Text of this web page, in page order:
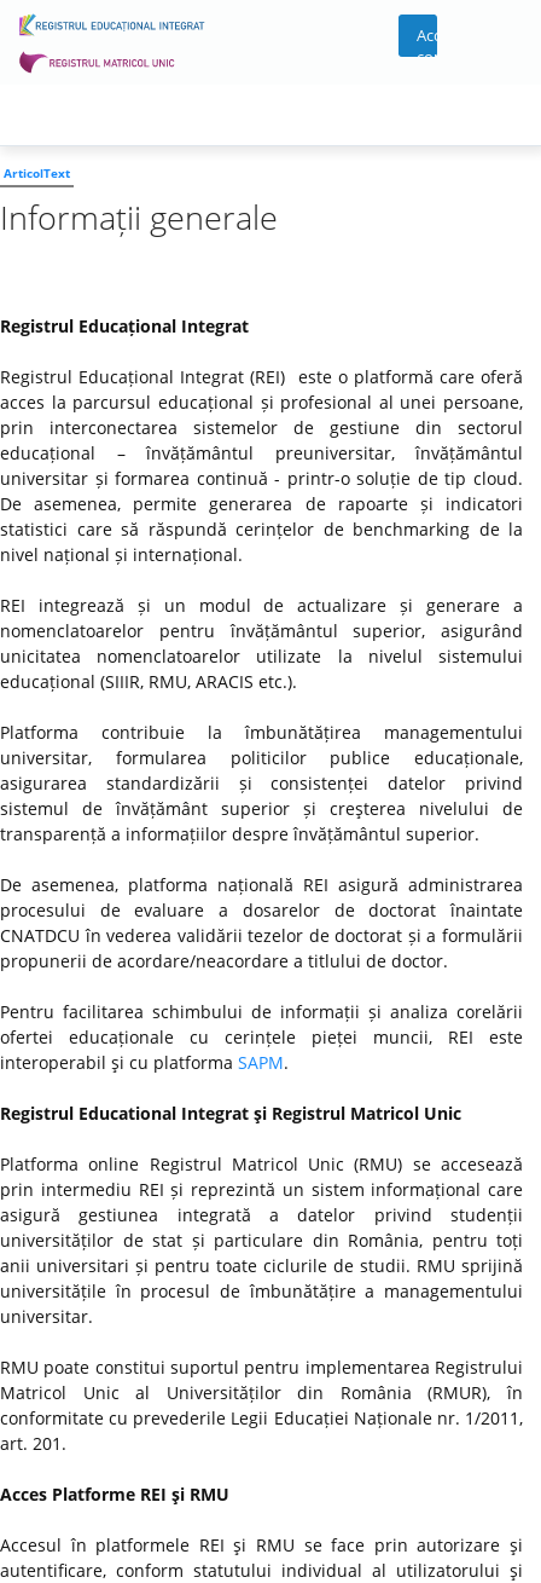
Acces
cont
ArticolText
Informații generale
Registrul Educațional Integrat
Registrul Educațional Integrat (REI) este o platformă care oferă
acces la parcursul educațional și profesional al unei persoane,
prin interconectarea sistemelor de gestiune din sectorul
educațional – învățământul preuniversitar, învățământul
universitar și formarea continuă - printr-o soluție de tip cloud.
De asemenea, permite generarea de rapoarte și indicatori
statistici care să răspundă cerințelor de benchmarking de la
nivel național și internațional.
REI integrează și un modul de actualizare și generare a
nomenclatoarelor pentru învățământul superior, asigurând
unicitatea nomenclatoarelor utilizate la nivelul sistemului
educațional (SIIIR, RMU, ARACIS etc.).
Platforma contribuie la îmbunătățirea managementului
universitar, formularea politicilor publice educaționale,
asigurarea standardizării și consistenței datelor privind
sistemul de învățământ superior și creşterea nivelului de
transparență a informațiilor despre învățământul superior.
De asemenea, platforma națională REI asigură administrarea
procesului de evaluare a dosarelor de doctorat înaintate
CNATDCU în vederea validării tezelor de doctorat și a formulării
propunerii de acordare/neacordare a titlului de doctor.
Pentru facilitarea schimbului de informații și analiza corelării
ofertei educaționale cu cerințele pieței muncii, REI este
interoperabil şi cu platforma SAPM.
Registrul Educational Integrat şi Registrul Matricol Unic
Platforma online Registrul Matricol Unic (RMU) se accesează
prin intermediu REI și reprezintă un sistem informațional care
asigură gestiunea integrată a datelor privind studenții
universităților de stat și particulare din România, pentru toți
anii universitari și pentru toate ciclurile de studii. RMU sprijină
universitățile în procesul de îmbunătățire a managementului
universitar.
RMU poate constitui suportul pentru implementarea Registrului
Matricol Unic al Universităților din România (RMUR), în
conformitate cu prevederile Legii Educației Naționale nr. 1/2011,
art. 201.
Acces Platforme REI şi RMU
Accesul în platformele REI şi RMU se face prin autorizare şi
autentificare, conform statutului individual al utilizatorului şi